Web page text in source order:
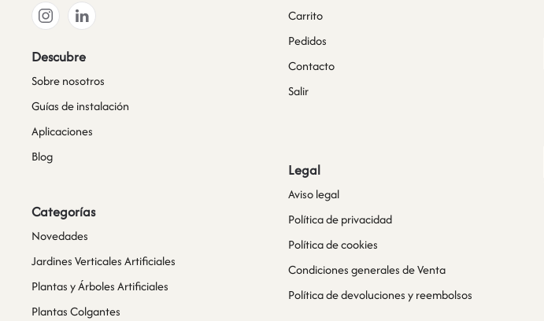
Descubre
Sobre nosotros
Guías de instalación
Aplicaciones
Blog
Categorías
Novedades
Jardines Verticales Artificiales
Plantas y Árboles Artificiales
Plantas Colgantes
Carrito
Pedidos
Contacto
Salir
Legal
Aviso legal
Política de privacidad
Política de cookies
Condiciones generales de Venta
Política de devoluciones y reembolsos